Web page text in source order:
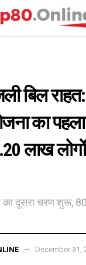
बिल
का
लाख
का दूसरा चरण शुरू,
December 31,